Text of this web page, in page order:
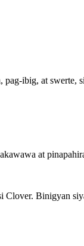
ibig, at swerte,
at
Binigyan